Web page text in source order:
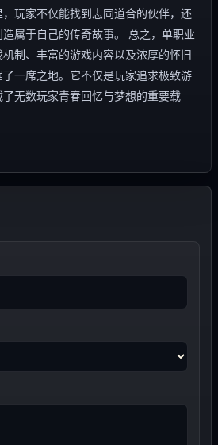
玩家不仅能找到志同道合的伙伴，还
属于自己的传奇故事。 总之，单职业
制、丰富的游戏内容以及浓厚的怀旧
一席之地。它不仅是玩家追求极致游
无数玩家青春回忆与梦想的重要载